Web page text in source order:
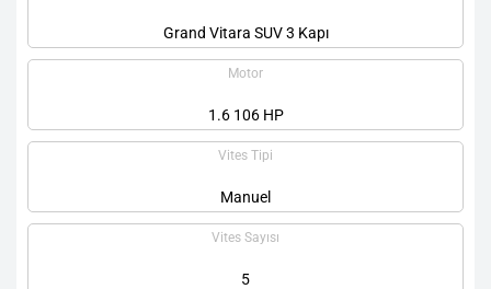
Grand Vitara SUV 3 Kapı
Motor
1.6 106 HP
Vites Tipi
Manuel
Vites Sayısı
5